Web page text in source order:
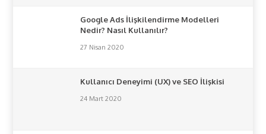
Google Ads İlişkilendirme Modelleri
Nedir? Nasıl Kullanılır?
27 Nisan 2020
Kullanıcı Deneyimi (UX) ve SEO İlişkisi
24 Mart 2020